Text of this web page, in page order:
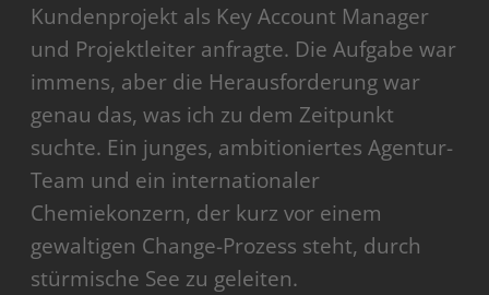
Kundenprojekt als Key Account Manager
und Projektleiter anfragte. Die Aufgabe war
immens, aber die Herausforderung war
genau das, was ich zu dem Zeitpunkt
suchte. Ein junges, ambitioniertes Agentur-
Team und ein internationaler
Chemiekonzern, der kurz vor einem
gewaltigen Change-Prozess steht, durch
stürmische See zu geleiten.